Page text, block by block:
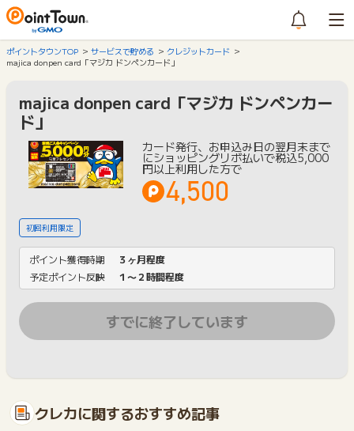
ポイントタウンTOP サービスで貯める
クレジットカード
majica donpen card「マジカ ドンペンカード」
majica donpen card「マジカ ドンペンカー
ド」
カード発行、お申込み日の翌月末まで
にショッピングリボ払いで税込5,000
円以上利用した方で
4,500
初回利用限定
ポイント獲得時期
３ヶ月程度
予定ポイント反映
１〜２時間程度
すでに終了しています
クレカに関するおすすめ記事